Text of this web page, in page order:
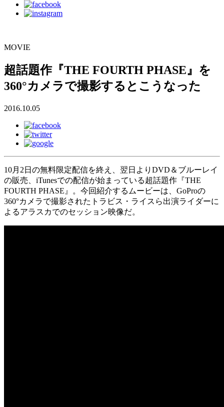
MOVIE
超話題作『THE FOURTH PHASE』を
360°カメラで撮影するとこうなった
2016.10.05
10月2日の無料限定配信を終え、翌日よりDVD＆ブルーレイ
の販売、iTunesでの配信が始まっている超話題作『THE
FOURTH PHASE』。今回紹介するムービーは、GoProの
360°カメラで撮影されたトラビス・ライスら出演ライダーに
よるアラスカでのセッション映像だ。